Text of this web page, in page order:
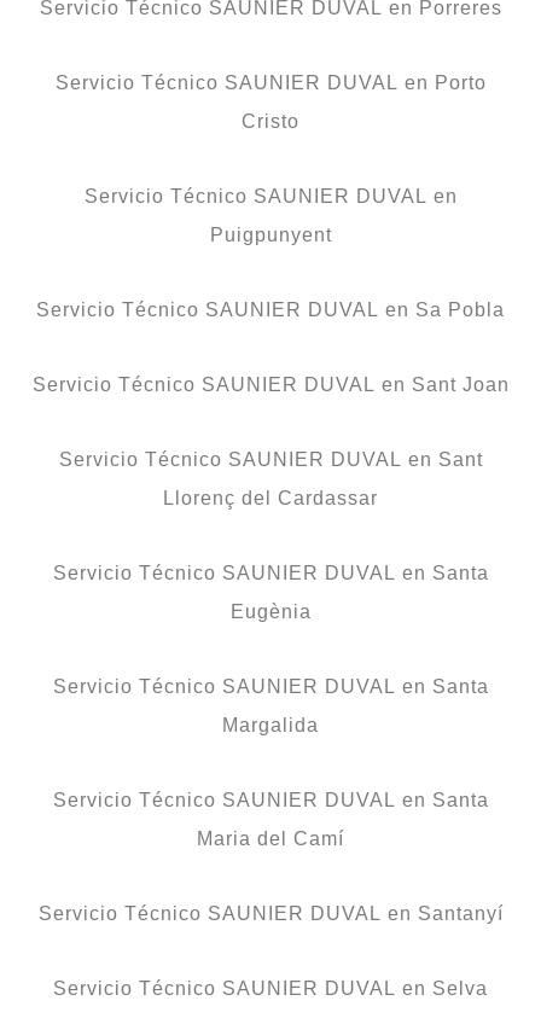
Servicio Técnico SAUNIER DUVAL en Porreres
Servicio Técnico SAUNIER DUVAL en Porto
Cristo
Servicio Técnico SAUNIER DUVAL en
Puigpunyent
Servicio Técnico SAUNIER DUVAL en Sa Pobla
Servicio Técnico SAUNIER DUVAL en Sant Joan
Servicio Técnico SAUNIER DUVAL en Sant
Llorenç del Cardassar
Servicio Técnico SAUNIER DUVAL en Santa
Eugènia
Servicio Técnico SAUNIER DUVAL en Santa
Margalida
Servicio Técnico SAUNIER DUVAL en Santa
Maria del Camí
Servicio Técnico SAUNIER DUVAL en Santanyí
Servicio Técnico SAUNIER DUVAL en Selva